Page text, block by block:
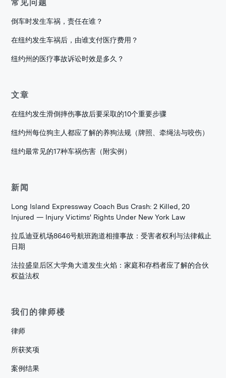
倒车时发生车祸，责任在谁？
在纽约发生车祸后，由谁支付医疗费用？
纽约州的医疗事故诉讼时效是多久？
文章
在纽约发生滑倒摔伤事故后要采取的10个重要步骤
纽约州每位狗主人都应了解的养狗法规（牌照、牵绳法与咬伤）
纽约最常见的17种车祸伤害（附实例）
新闻
Long Island Expressway Coach Bus Crash: 2 Killed, 20
Injured — Injury Victims' Rights Under New York Law
拉瓜迪亚机场8646号航班跑道相撞事故：受害者权利与法律截止
日期
法拉盛皇后区大学角大道发生火焰：家庭和存档者应了解的合伙
权益法权
我们的律师楼
律师
所获奖项
案例结果